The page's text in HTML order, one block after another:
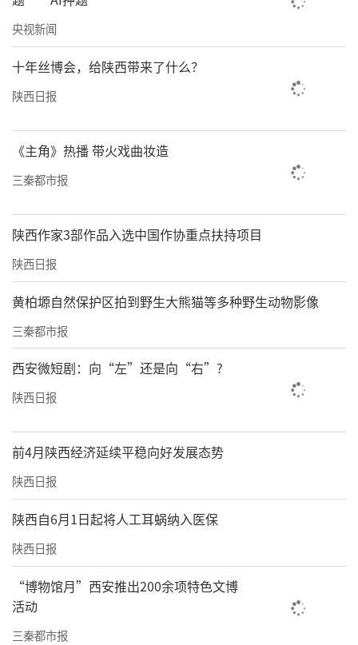
央视新闻
十年丝博会，给陕西带来了什么？
陕西日报
《主角》热播 带火戏曲妆造
三秦都市报
陕西作家3部作品入选中国作协重点扶持项目
陕西日报
黄柏塬自然保护区拍到野生大熊猫等多种野生动物影像
三秦都市报
西安微短剧：向“左”还是向“右”?
陕西日报
前4月陕西经济延续平稳向好发展态势
陕西日报
陕西自6月1日起将人工耳蜗纳入医保
陕西日报
“博物馆月”西安推出200余项特色文博
活动
三秦都市报